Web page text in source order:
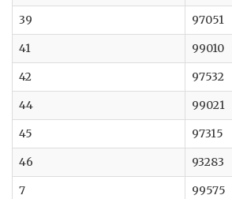
39
97051
41
99010
42
97532
44
99021
45
97315
46
93283
7
99575